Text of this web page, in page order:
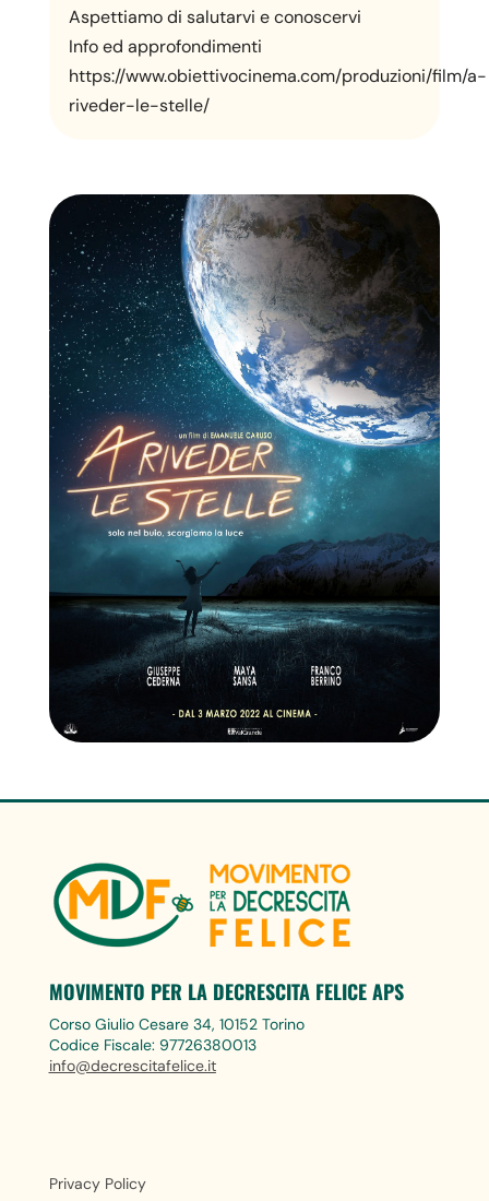
Aspettiamo di salutarvi e conoscervi
Info ed approfondimenti
https://www.obiettivocinema.com/produzioni/film/a-
riveder-le-stelle/
MOVIMENTO PER LA DECRESCITA FELICE APS
Corso Giulio Cesare 34, 10152 Torino
Codice Fiscale: 97726380013
info@decrescitafelice.it
Privacy Policy